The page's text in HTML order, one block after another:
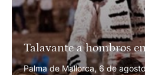
Talavante a hombros
Palma de Mallorca, 6 de